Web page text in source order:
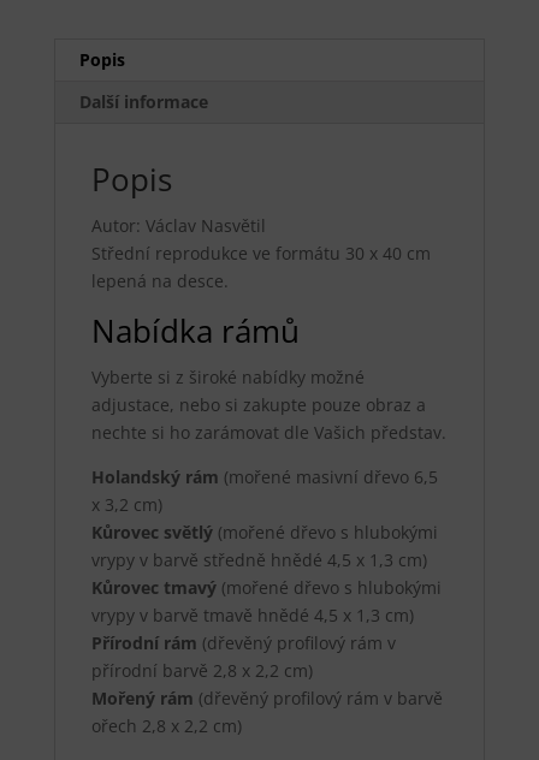
Popis
Další informace
Popis
Autor: Václav Nasvětil
Střední reprodukce ve formátu 30 x 40 cm
lepená na desce.
Nabídka rámů
Vyberte si z široké nabídky možné
adjustace, nebo si zakupte pouze obraz a
nechte si ho zarámovat dle Vašich představ.
Holandský rám (mořené masivní dřevo 6,5
x 3,2 cm)
Kůrovec světlý(mořené dřevo s hlubokými
vrypy v barvě středně hnědé 4,5 x 1,3 cm)
Kůrovec tmavý(mořené dřevo s hlubokými
vrypy v barvě tmavě hnědé 4,5 x 1,3 cm)
Přírodní rám (dřevěný profilový rám v
přírodní barvě 2,8 x 2,2 cm)
Mořený rám (dřevěný profilový rám v barvě
ořech 2,8 x 2,2 cm)